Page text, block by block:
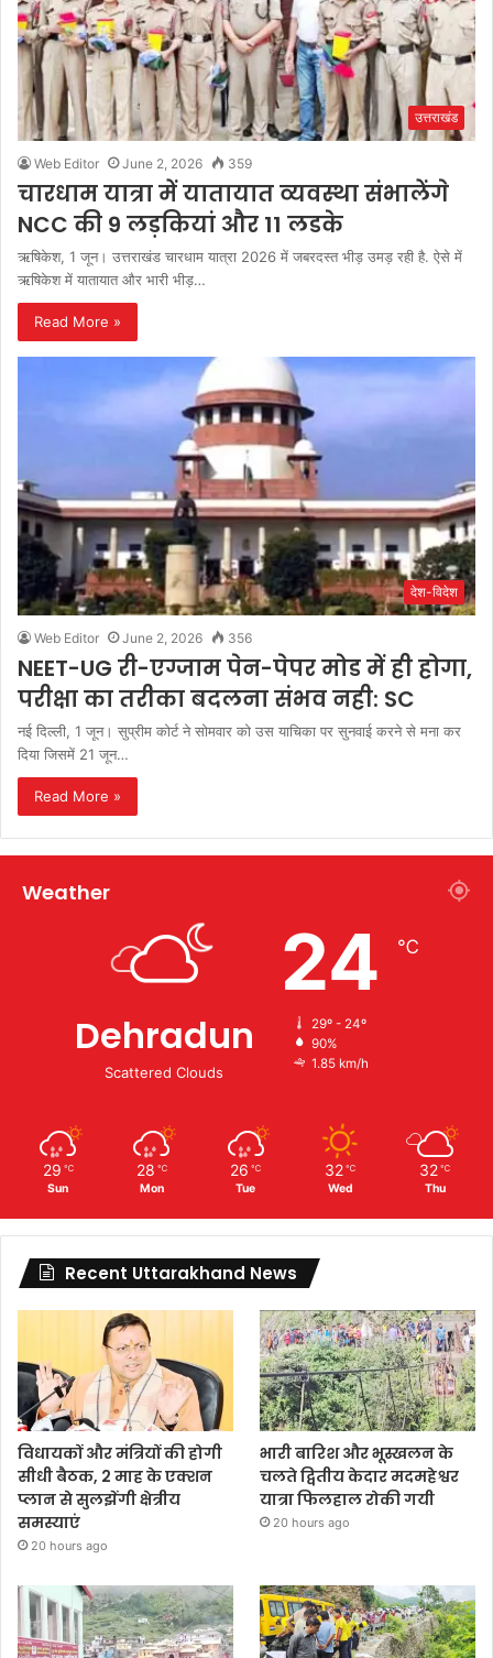
उत्तराखंड
Web Editor June 2, 2026 359
चारधाम यात्रा में यातायात व्यवस्था संभालेंगे
NCC की 9 लड़कियां और 11 लडके
ऋषिकेश, 1 जून। उत्तराखंड चारधाम यात्रा 2026 में जबरदस्त भीड़ उमड़ रही है. ऐसे में
ऋषिकेश में यातायात और भारी भीड़…
Read More »
देश-विदेश
Web Editor June 2, 2026 356
NEET-UG री-एग्जाम पेन-पेपर मोड में ही होगा,
परीक्षा का तरीका बदलना संभव नही: SC
नई दिल्ली, 1 जून। सुप्रीम कोर्ट ने सोमवार को उस याचिका पर सुनवाई करने से मना कर
दिया जिसमें 21 जून…
Read More »
Weather
Dehradun
Scattered Clouds
24 ℃
29º - 24º
90%
1.85 km/h
29 ℃
Sun
28 ℃
Mon
26 ℃
Tue
32 ℃
Wed
32 ℃
Thu
Recent Uttarakhand News
विधायकों और मंत्रियों की होगी
सीधी बैठक, 2 माह के एक्शन
प्लान से सुलझेंगी क्षेत्रीय
समस्याएं
20 hours ago
भारी बारिश और भूस्खलन के
चलते द्वितीय केदार मदमहेश्वर
यात्रा फिलहाल रोकी गयी
20 hours ago